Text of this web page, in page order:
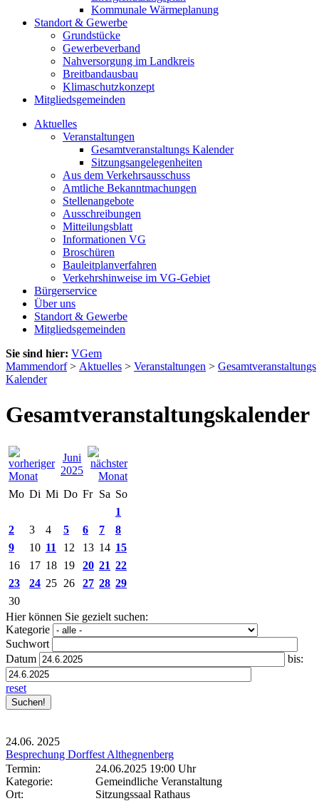
Kommunale Wärmeplanung
Standort & Gewerbe
Grundstücke
Gewerbeverband
Nahversorgung im Landkreis
Breitbandausbau
Klimaschutzkonzept
Mitgliedsgemeinden
Aktuelles
Veranstaltungen
Gesamtveranstaltungs Kalender
Sitzungsangelegenheiten
Aus dem Verkehrsausschuss
Amtliche Bekanntmachungen
Stellenangebote
Ausschreibungen
Mitteilungsblatt
Informationen VG
Broschüren
Bauleitplanverfahren
Verkehrshinweise im VG-Gebiet
Bürgerservice
Über uns
Standort & Gewerbe
Mitgliedsgemeinden
Sie sind hier: VGem
Mammendorf> Aktuelles > Veranstaltungen > Gesamtveranstaltungs
Kalender
Gesamtveranstaltungskalender
Juni
2025
Mo Di Mi Do Fr Sa So
1
2
3 4 5 6 7
8
9
10 11 12 13 14 15
16
17 18 19 20 21 22
23
24 25 26 27 28 29
30
Hier können Sie gezielt suchen:
Kategorie
Suchwort
Datum
bis:
reset
24.06. 2025
Besprechung Dorffest Althegnenberg
Termin:
24.06.2025 19:00 Uhr
Kategorie:
Gemeindliche Veranstaltung
Ort:
Sitzungssaal Rathaus